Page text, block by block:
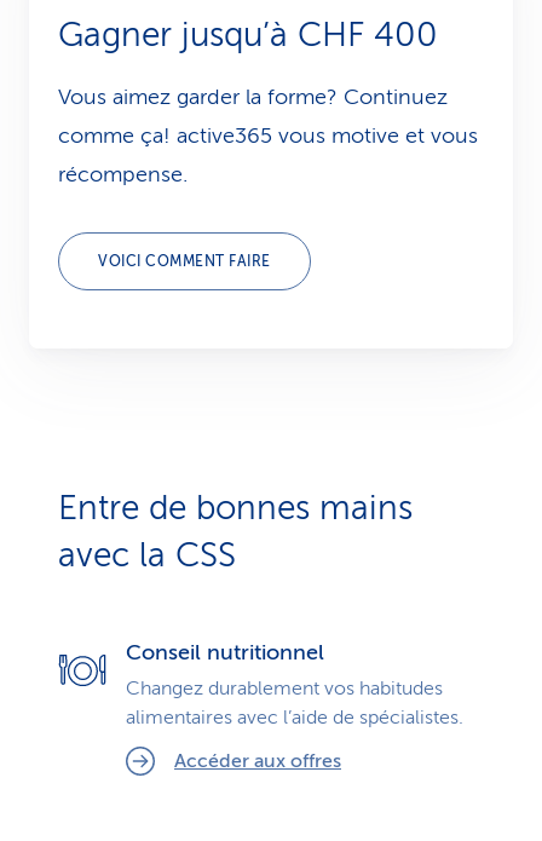
Gagner jusqu’à CHF 400
Vous aimez garder la forme? Continuez
comme ça! active365 vous motive et vous
récompense.
VOICI COMMENT FAIRE
Entre de bonnes mains
avec la CSS
Conseil nutritionnel
Changez durablement vos habitudes
alimentaires avec l’aide de spécialistes.
Accéder aux offres